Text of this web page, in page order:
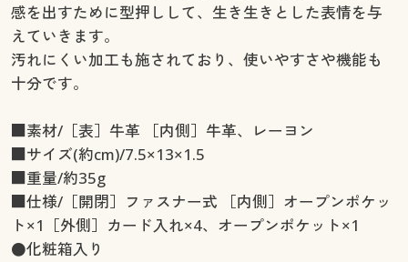
感を出すために型押しして、生き生きとした表情を与
えていきます。
汚れにくい加工も施されており、使いやすさや機能も
十分です。
■素材/［表］牛革 ［内側］牛革、レーヨン
■サイズ(約cm)/7.5×13×1.5
■重量/約35g
■仕様/［開閉］ファスナー式 ［内側］オープンポケッ
ト×1［外側］カード入れ×4、オープンポケット×1
●化粧箱入り